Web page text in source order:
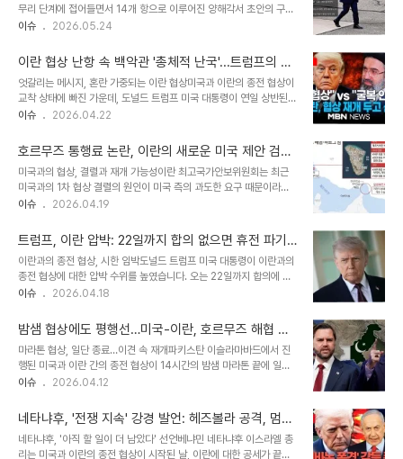
을 취하겠다는 의지를 보여줍니다. 협상 결렬 시 군사적 압박 가능성도
시사했습니다. 향후 협상 전망 및 국제 사회 반응호르무즈 해협 개방과
으로 보입니다. 국..
무리 단계에 접어들면서 14개 항으로 이루어진 양해각서 초안의 구체
적인 내용이 공개되고 있습니다. 미국 언론 보도에 따르면, 이란이 핵
로 알려졌습니다. 또한, 우라늄 농축 프로그램 중단과 비축량 폐기에
대한 협상 참여 약속도 포함된 것으로 전해졌습니다. 이란의 입장과 핵
문제 논의의 복잡성이란 측은 아직 핵무기 개발 포기 약속에 대한 공식
적인 입장을 밝히지 않았습니다. 이란 외교부 대변인은 핵 문제 세부
사항에 대해서는 현재 논의하고 있지 않으며, 전쟁 종식을 우선 목표로
제를 추후 별도로 논의하겠다..
이슈 2026.05.24
이란 협상 난항 속 백악관 '총체적 난국'...트럼프의 변
덕, '예스맨' 군단이 걸림돌?
엇갈리는 메시지, 혼란 가중되는 이란 협상미국과 이란의 종전 협상이
교착 상태에 빠진 가운데, 도널드 트럼프 미국 대통령이 연일 상반된
메시지를 내놓으며 혼란을 가중시키고 있습니다. 행정부 내 의사결정
면서 백악관 내부에서도 우려의 목소리가 커지고 있습니다. 한 관계자
는 '행정부 내 누구도 무슨 일이 벌어지고 있는지, 계획이 무엇인지조
차 모르는 것 같다'며 '모든 것이 완전히 엉망진창'이라고 토로했습니
다. 트럼프 대통령, SNS로 '정제되지 않은' 메시지 연발특히 트럼프
대통령이 소셜미디어를 통해 협상 관련 메시지를 쏟아내면서 최측근
더욱 예민해진 상태로 수면 시간까지 ..
이슈 2026.04.22
호르무즈 통행료 논란, 이란의 새로운 미국 제안 검토
와 숨겨진 의도
미국과의 협상, 결렬과 재개 가능성이란 최고국가안보위원회는 최근
미국과의 1차 협상 결렬의 원인이 미국 측의 과도한 요구 때문이라고
주장했습니다. 이란은 미국이 이러한 요구를 철회하고 현실적인 제안
관이 중재자로 나서 미국의 새로운 제안을 전달했으며, 이란은 현재 이
를 신중하게 검토 중이라고 발표했습니다. 이 제안에 대한 이란의 공식
적인 답변은 아직 나오지 않았습니다. 파키스탄의 중재 역할과 이란의
입장파키스탄의 아심 무니르 군 총사령관은 1차 협상 결렬 직후 이란
을 방문하여 미국 측의 새로운 메시지와 2차 협상 계획을 전달했습니
몇 가지 남은 쟁점 해결을 통해 긍정..
이슈 2026.04.19
트럼프, 이란 압박: 22일까지 합의 없으면 휴전 파기
가능성 시사
이란과의 종전 협상, 시한 임박도널드 트럼프 미국 대통령이 이란과의
종전 협상에 대한 압박 수위를 높였습니다. 오는 22일까지 합의에 이
르지 못할 경우, 현재 진행 중인 휴전을 연장하지 않을 수 있다고 경고
도 휴전을 연장하지 않겠지만, (이란 해상에 대한) 봉쇄는 계속 유지할
것"이라고 밝혔습니다. 이는 봉쇄가 지속될 경우 군사적 충돌 재개 가
능성을 시사하는 발언으로 해석됩니다. 협상 타결에 대한 낙관론하지
만 트럼프 대통령은 협상 타결에 대한 자신감도 내비쳤습니다. 그는
"20분 전 꽤 좋은 소식이 있었다"며 이란과의 상황이 긍정적으로 진
듣게 될 것"이라며 기대감을 ..
이슈 2026.04.18
밤샘 협상에도 평행선…미국-이란, 호르무즈 해협 긴
장 속 속개 예정
마라톤 협상, 일단 종료…이견 속 재개파키스탄 이슬라마바드에서 진
행된 미국과 이란 간의 종전 협상이 14시간의 밤샘 마라톤 끝에 일단
락되었습니다. 이란 정부는 엑스를 통해 "양측 실무팀이 현재 전문적
이라고 밝혔습니다. 양측은 호르무즈 해협 개방 문제와 레바논 휴전 문
제 등에서 팽팽한 입장 차이를 보이고 있는 것으로 전해졌습니다. 이란
국영 매체는 양측이 현지시각 12일 협상을 속개할 예정이라고 보도했
이슈 2026.04.12
네타냐후, '전쟁 지속' 강경 발언: 헤즈볼라 공격, 멈추
지 않는다!
네타냐후, '아직 할 일이 더 남았다' 선언베냐민 네타냐후 이스라엘 총
리는 미국과 이란의 종전 협상이 시작된 날, 이란에 대한 공세가 끝나